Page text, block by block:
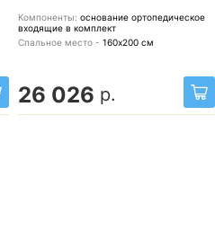
Компоненты: основание ортопедическое
входящие в комплект
Спальное место - 160х200 см
26 026 р.